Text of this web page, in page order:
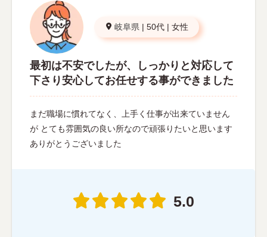
岐阜県 | 50代 | 女性
最初は不安でしたが、しっかりと対応して
下さり安心してお任せする事ができました
まだ職場に慣れてなく、上手く仕事が出来ていません
が とても雰囲気の良い所なので頑張りたいと思います
ありがとうございました
5.0